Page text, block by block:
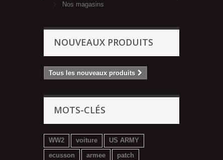
Nos magasins
NOUVEAUX PRODUITS
Tous les nouveaux produits
MOTS-CLÉS
WW2 voiture
US ARMY
ecusson
armee
patch